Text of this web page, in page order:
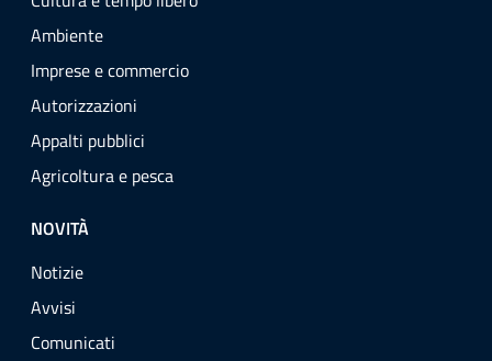
Ambiente
Imprese e commercio
Autorizzazioni
Appalti pubblici
Agricoltura e pesca
NOVITÀ
Notizie
Avvisi
Comunicati